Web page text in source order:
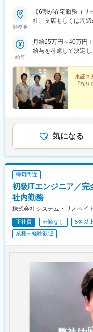
勤務地
【6割が在宅勤務（
社、支店もしくは周
インフラは東京本社
区西新橋2-3-1 マーク
目9-11 アイ・プラス
多駅前3-8-10 九勧末
512-55 ゆがふBizタワ
容：喫煙室設置受動喫
客先常駐勤務の場合は
拠。
給与
月給25万円～40万円
給与を考慮して決定し
東証ス
『な
気になる
締切間近
初級ITエンジニア／完
社内勤務
株式会社システム・リノベイト
正社員 転勤なし 5名以
業種未経験歓迎